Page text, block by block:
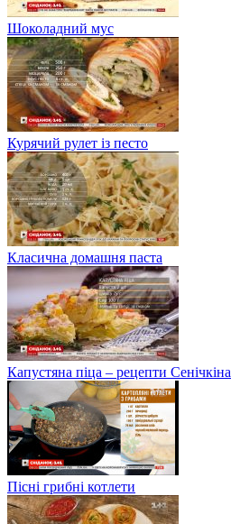
Шоколадний мус
Курячий рулет із песто
Класична домашня паста
Капустяна піца – рецепти Сенічкіна
Пісні грибні котлети